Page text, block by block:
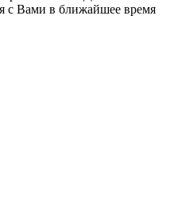
с Вами в ближайшее время